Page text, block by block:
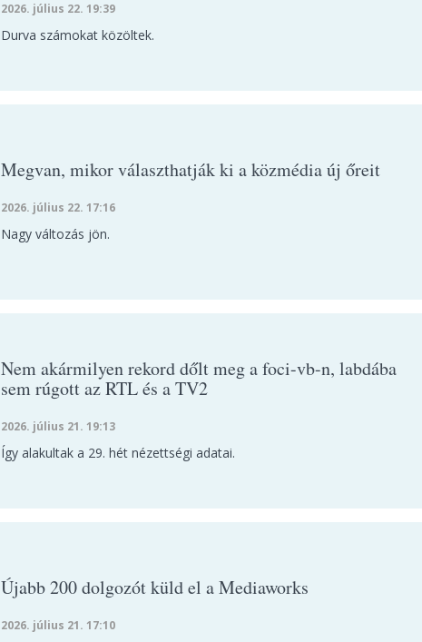
2026. július 22. 19:39
Durva számokat közöltek.
Megvan, mikor választhatják ki a közmédia új őreit
2026. július 22. 17:16
Nagy változás jön.
Nem akármilyen rekord dőlt meg a foci-vb-n, labdába
sem rúgott az RTL és a TV2
2026. július 21. 19:13
Így alakultak a 29. hét nézettségi adatai.
Újabb 200 dolgozót küld el a Mediaworks
2026. július 21. 17:10